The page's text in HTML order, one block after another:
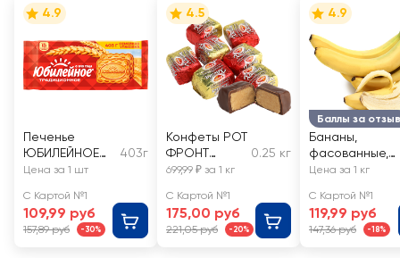
4.9
Печенье
ЮБИЛЕЙНОЕ
Витаминизиров
традиционное
403г
Цена за 1 шт
С Картой №1
109,99 руб
157,89 руб -30%
4.5
Конфеты РОТ
ФРОНТ
Халва
ая, весовые
0.25 кг
699,99 ₽ за 1 кг
С Картой №1
175,00 руб
221,05 руб -20%
Баллы за отзыв
4.9
Бананы,
фасованные,
весовые
Цена за 1 кг
С Картой №1
119,99 руб
147,36 руб -18%